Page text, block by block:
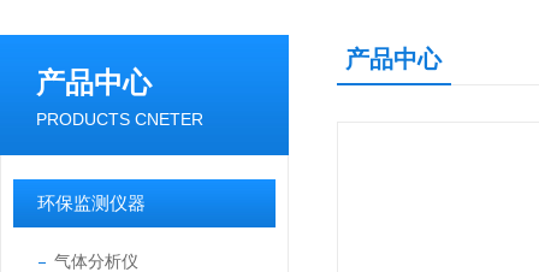
产品中心
PRODUCTS CNETER
环保监测仪器
气体分析仪
产品中心